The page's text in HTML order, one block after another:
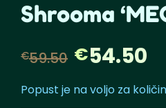
Shrooma
€59.50 Prvotna
cena
€54.50
Popust je na voljo za